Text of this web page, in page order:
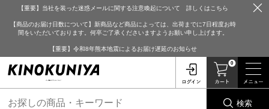
【重要】当社を装った迷惑メールに関する注意喚起について 詳しくはこちら
【商品のお届け日数について】新商品など商品によっては、出荷までに7日程度お時
間をいただいております。何卒ご了承くださいますようお願い申し上げます。
【重要】令和8年熊本地震によるお届け遅延のお知らせ
0
検索